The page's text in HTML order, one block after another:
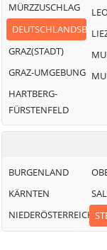
MÜRZZUSCHLAG
DEUTSCHLANDSBERG
GRAZ(STADT)
GRAZ-UMGEBUNG
HARTBERG-
FÜRSTENFELD
BURGENLAND
KÄRNTEN
NIEDERÖSTERREICH